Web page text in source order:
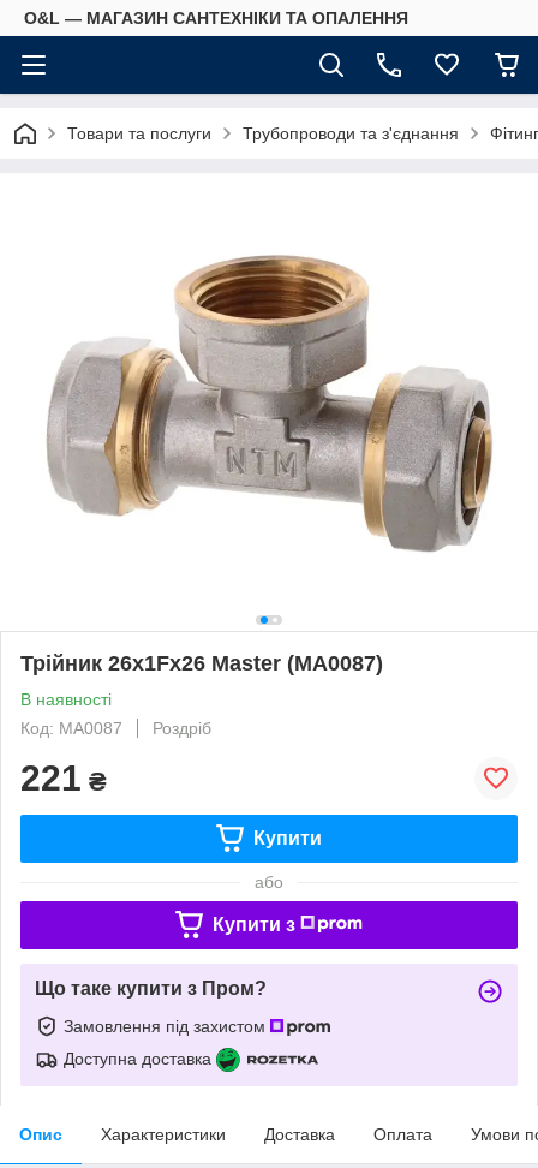
O&L — МАГАЗИН САНТЕХНІКИ ТА ОПАЛЕННЯ
Товари та послуги Трубопроводи та з'єднання
Трійник 26x1Fx26 Master (MA0087)
В наявності
Код: MA0087
Роздріб
221 ₴
Купити
або
Купити з
Що таке купити з Пром?
Замовлення під захистом
Доступна доставка
Опис Характеристики Доставка Оплата Умови